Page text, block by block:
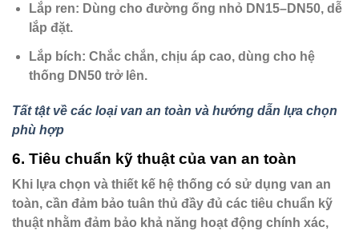
Lắp ren: Dùng cho đường ống nhỏ DN15–DN50, dễ
lắp đặt.
Lắp bích: Chắc chắn, chịu áp cao, dùng cho hệ
thống DN50 trở lên.
Tất tật về các loại van an toàn và hướng dẫn lựa chọn
phù hợp
6. Tiêu chuẩn kỹ thuật của van an toàn
Khi lựa chọn và thiết kế hệ thống có sử dụng van an
toàn, cần đảm bảo tuân thủ đầy đủ các tiêu chuẩn kỹ
thuật nhằm đảm bảo khả năng hoạt động chính xác,